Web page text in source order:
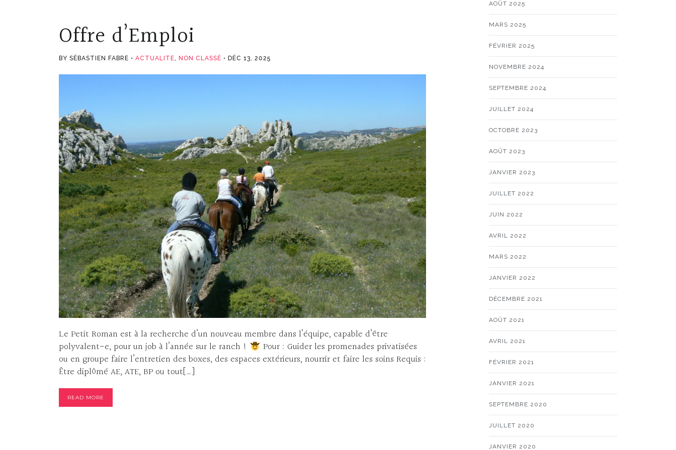
Offre d’Emploi
BY SÉBASTIEN FABRE ACTUALITE NON CLASSÉ DÉC 13, 2025
Le Petit Roman est à la recherche d’un nouveau membre dans l’équipe, capable d’être
polyvalent-e, pour un job à l’année sur le ranch !
Pour : Guider les promenades privatisées
ou en groupe faire l’entretien des boxes, des espaces extérieurs, nourrir et faire les soins Requis :
Être diplômé AE, ATE, BP ou tout[…]
READ MORE
AOÛT 2025
MARS 2025
FÉVRIER 2025
NOVEMBRE 2024
SEPTEMBRE 2024
JUILLET 2024
OCTOBRE 2023
AOÛT 2023
JANVIER 2023
JUILLET 2022
JUIN 2022
AVRIL 2022
MARS 2022
JANVIER 2022
DÉCEMBRE 2021
AOÛT 2021
AVRIL 2021
FÉVRIER 2021
JANVIER 2021
SEPTEMBRE 2020
JUILLET 2020
JANVIER 2020